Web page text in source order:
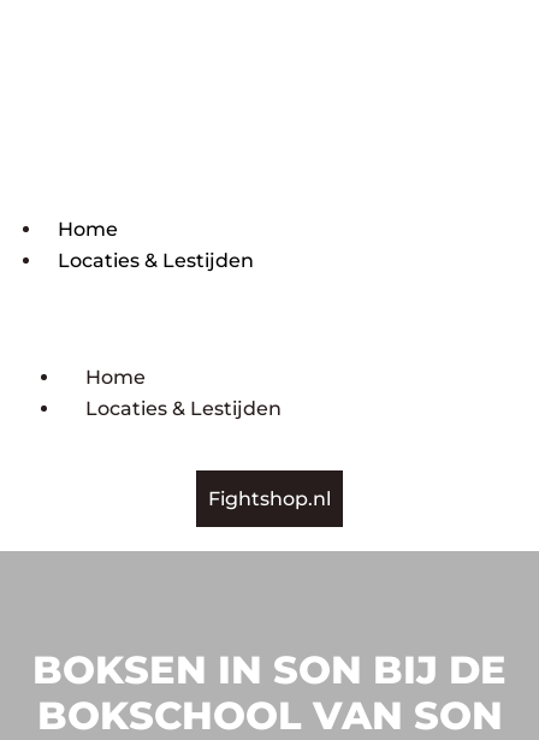
Home
Locaties & Lestijden
Home
Locaties & Lestijden
Fightshop.nl
BOKSEN IN SON BIJ DE
BOKSCHOOL VAN SON